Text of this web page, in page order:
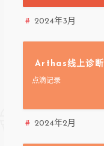
2024年3月
Arthas线上诊断
点滴记录
2024年2月